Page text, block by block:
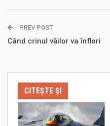
PREV POST
Când crinul văilor va înflori
CITEȘTE ȘI